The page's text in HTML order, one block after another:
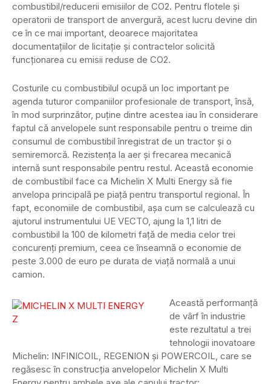
combustibil/reducerii emisiilor de CO2. Pentru flotele și
operatorii de transport de anvergură, acest lucru devine din
ce în ce mai important, deoarece majoritatea
documentațiilor de licitație și contractelor solicită
funcționarea cu emisii reduse de CO2.
Costurile cu combustibilul ocupă un loc important pe
agenda tuturor companiilor profesionale de transport, însă,
în mod surprinzător, puține dintre acestea iau în considerare
faptul că anvelopele sunt responsabile pentru o treime din
consumul de combustibil înregistrat de un tractor și o
semiremorcă. Rezistența la aer și frecarea mecanică
internă sunt responsabile pentru restul. Această economie
de combustibil face ca Michelin X Multi Energy să fie
anvelopa principală pe piață pentru transportul regional. În
fapt, economiile de combustibil, așa cum se calculează cu
ajutorul instrumentului UE VECTO, ajung la 1,1 litri de
combustibil la 100 de kilometri față de media celor trei
concurenți premium, ceea ce înseamnă o economie de
peste 3.000 de euro pe durata de viață normală a unui
camion.
Această performanță
de vârf în industrie
este rezultatul a trei
tehnologii inovatoare
Michelin: INFINICOIL, REGENION și POWERCOIL, care se
regăsesc în construcția anvelopelor Michelin X Multi